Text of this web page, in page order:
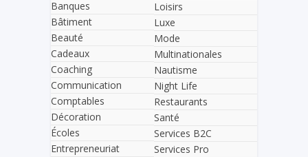
Banques
Bâtiment
Beauté
Cadeaux
Coaching
Communication
Comptables
Décoration
Écoles
Entrepreneuriat
Loisirs
Luxe
Mode
Multinationales
Nautisme
Night Life
Restaurants
Santé
Services B2C
Services Pro